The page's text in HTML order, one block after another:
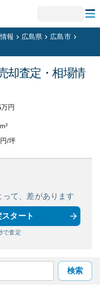
報 広島県
広島市
却査定・相場情
万円
/坪
て、 差があります
タート
で査定
検索